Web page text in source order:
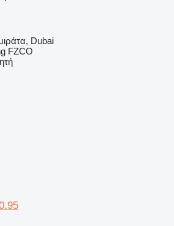
Dubai
FZCO